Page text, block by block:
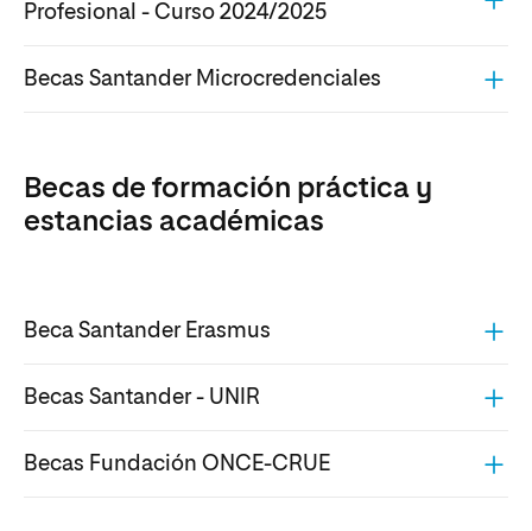
Profesional - Curso 2024/2025
Becas Santander Microcredenciales
Becas de formación práctica y
estancias académicas
Beca Santander Erasmus
Becas Santander - UNIR
Becas Fundación ONCE-CRUE